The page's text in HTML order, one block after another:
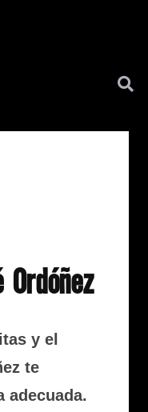
y el
te
adecuada.